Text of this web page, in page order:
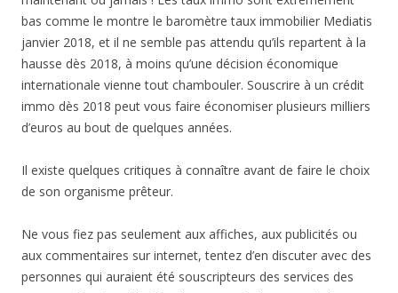
bas comme le montre le baromètre taux immobilier Mediatis
janvier 2018, et il ne semble pas attendu qu’ils repartent à la
hausse dès 2018, à moins qu’une décision économique
internationale vienne tout chambouler. Souscrire à un crédit
immo dès 2018 peut vous faire économiser plusieurs milliers
d’euros au bout de quelques années.
Il existe quelques critiques à connaître avant de faire le choix
de son organisme prêteur.
Ne vous fiez pas seulement aux affiches, aux publicités ou
aux commentaires sur internet, tentez d’en discuter avec des
personnes qui auraient été souscripteurs des services des